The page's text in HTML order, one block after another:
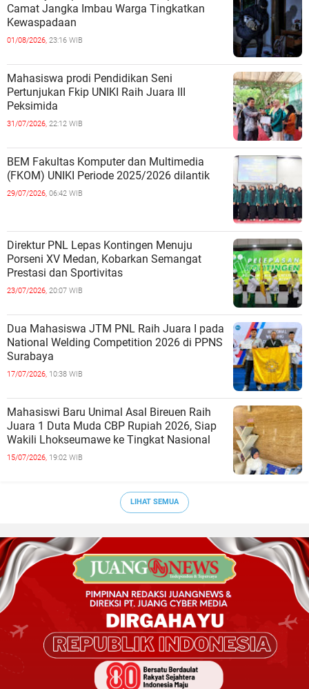
Camat Jangka Imbau Warga Tingkatkan
Kewaspadaan
01/08/2026, 23:16 WIB
Mahasiswa prodi Pendidikan Seni
Pertunjukan Fkip UNIKI Raih Juara III
Peksimida
31/07/2026, 22:12 WIB
BEM Fakultas Komputer dan Multimedia
(FKOM) UNIKI Periode 2025/2026 dilantik
29/07/2026, 06:42 WIB
Direktur PNL Lepas Kontingen Menuju
Porseni XV Medan, Kobarkan Semangat
Prestasi dan Sportivitas
23/07/2026, 20:07 WIB
Dua Mahasiswa JTM PNL Raih Juara I pada
National Welding Competition 2026 di PPNS
Surabaya
17/07/2026, 10:38 WIB
Mahasiswi Baru Unimal Asal Bireuen Raih
Juara 1 Duta Muda CBP Rupiah 2026, Siap
Wakili Lhokseumawe ke Tingkat Nasional
15/07/2026, 19:02 WIB
LIHAT SEMUA